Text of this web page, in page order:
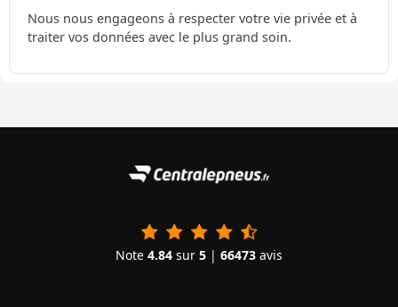
Nous nous engageons à respecter votre vie privée et à
traiter vos données avec le plus grand soin.
Note 4.84 sur 5 | 66473 avis